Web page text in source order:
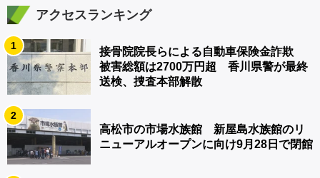
アクセスランキング
1
接骨院院長らによる自動車保険金詐欺
被害総額は2700万円超 香川県警が最終
送検、捜査本部解散
2
高松市の市場水族館 新屋島水族館のリ
ニューアルオープンに向け9月28日で閉館